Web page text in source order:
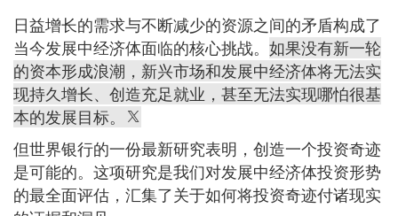
日益增长的需求与不断减少的资源之间的矛盾构成了
当今发展中经济体面临的核心挑战。 如果没有新一轮
的资本形成浪潮，新兴市场和发展中经济体将无法实
现持久增长、创造充足就业，甚至无法实现哪怕很基
本的发展目标。
但世界银行的一份最新研究表明，创造一个投资奇迹
是可能的。这项研究是我们对发展中经济体投资形势
的最全面评估，汇集了关于如何将投资奇迹付诸现实